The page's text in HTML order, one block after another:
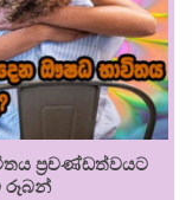
ප්‍රචණ්ඩත්වයට
රූබන්